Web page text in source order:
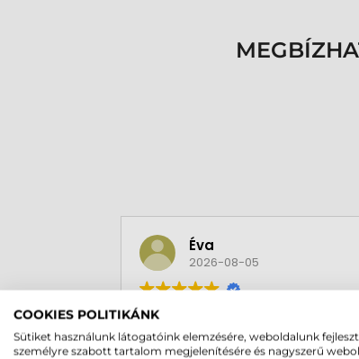
Éva
2026-08-05
Kedves volt a kiszállító, készséges az
áruház, pozitív tapasztalataim vannak.
COOKIES POLITIKÁNK
Sütiket használunk látogatóink elemzésére, weboldalunk
személyre szabott tartalom megjelenítésére és nagyszerű